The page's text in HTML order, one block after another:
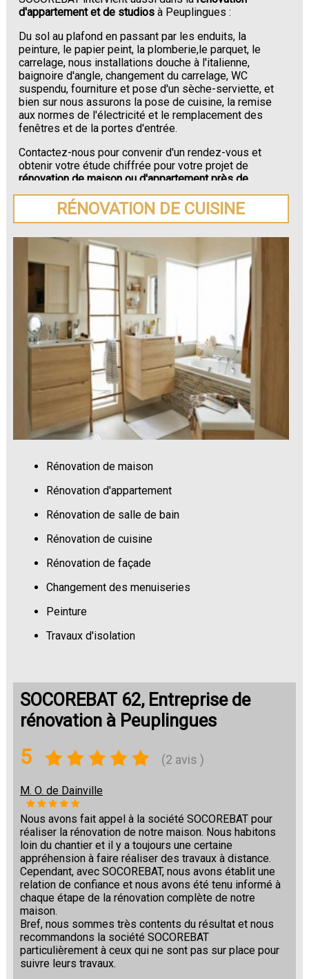
d'appartement et de studios à Peuplingues :
Du sol au plafond en passant par les enduits, la
peinture, le papier peint, la plomberie,le parquet, le
carrelage, nous installations douche à l'italienne,
baignoire d'angle, changement du carrelage, WC
suspendu, fourniture et pose d'un sèche-serviette, et
bien sur nous assurons la pose de cuisine, la remise
aux normes de l'électricité et le remplacement des
fenêtres et de la portes d'entrée.
Contactez-nous pour convenir d'un rendez-vous et
obtenir votre étude chiffrée pour votre projet de
rénovation de maison ou d'appartement près de
Peuplingues.
RÉNOVATION DE CUISINE
Rénovation de maison
Rénovation d'appartement
Rénovation de salle de bain
Rénovation de cuisine
Rénovation de façade
Changement des menuiseries
Peinture
Travaux d'isolation
SOCOREBAT 62, Entreprise de
rénovation à Peuplingues
5 (2 avis )
M. O. de Dainville
Nous avons fait appel à la société SOCOREBAT pour
réaliser la rénovation de notre maison. Nous habitons
loin du chantier et il y a toujours une certaine
appréhension à faire réaliser des travaux à distance.
Cependant, avec SOCOREBAT, nous avons établit une
relation de confiance et nous avons été tenu informé à
chaque étape de la rénovation complète de notre
maison.
Bref, nous sommes très contents du résultat et nous
recommandons la société SOCOREBAT
particulièrement à ceux qui ne sont pas sur place pour
suivre leurs travaux.